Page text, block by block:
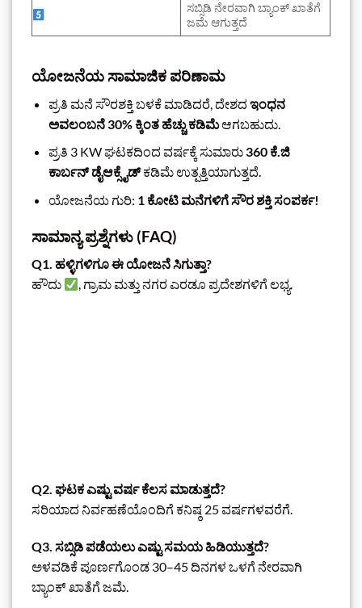
ಸಬ್ಸಿಡಿ ನೇರವಾಗಿ ಬ್ಯಾಂಕ್ ಖಾತೆಗೆ
ಜಮೆ ಆಗುತ್ತದೆ
ಯೋಜನೆಯ ಸಾಮಾಜಿಕ ಪರಿಣಾಮ
ಪ್ರತಿ ಮನೆ ಸೌರಶಕ್ತಿ ಬಳಕೆ ಮಾಡಿದರೆ, ದೇಶದ ಇಂಧನ
ಅವಲಂಬನೆ 30% ಕ್ಕಿಂತ ಹೆಚ್ಚು ಕಡಿಮೆಆಗಬಹುದು.
ಪ್ರತಿ 3 KW ಘಟಕದಿಂದ ವರ್ಷಕ್ಕೆ ಸುಮಾರು360 ಕೆ.ಜಿ
ಕಾರ್ಬನ್ ಡೈಆಕ್ಸೈಡ್ಕಡಿಮೆ ಉತ್ಪತ್ತಿಯಾಗುತ್ತದೆ.
ಯೋಜನೆಯ ಗುರಿ: 1 ಕೋಟಿ ಮನೆಗಳಿಗೆ ಸೌರ ಶಕ್ತಿ ಸಂಪರ್ಕ!
ಸಾಮಾನ್ಯ ಪ್ರಶ್ನೆಗಳು (FAQ)
Q1. ಹಳ್ಳಿಗಳಿಗೂ ಈ ಯೋಜನೆ ಸಿಗುತ್ತಾ?
ಹೌದು
, ಗ್ರಾಮ ಮತ್ತು ನಗರ ಎರಡೂ ಪ್ರದೇಶಗಳಿಗೆ ಲಭ್ಯ.
Q2. ಘಟಕ ಎಷ್ಟು ವರ್ಷ ಕೆಲಸ ಮಾಡುತ್ತದೆ?
ಸರಿಯಾದ ನಿರ್ವಹಣೆಯೊಂದಿಗೆ ಕನಿಷ್ಠ 25 ವರ್ಷಗಳವರೆಗೆ.
Q3. ಸಬ್ಸಿಡಿ ಪಡೆಯಲು ಎಷ್ಟು ಸಮಯ ಹಿಡಿಯುತ್ತದೆ?
ಅಳವಡಿಕೆ ಪೂರ್ಣಗೊಂಡ 30–45 ದಿನಗಳ ಒಳಗೆ ನೇರವಾಗಿ
ಬ್ಯಾಂಕ್ ಖಾತೆಗೆ ಜಮೆ.